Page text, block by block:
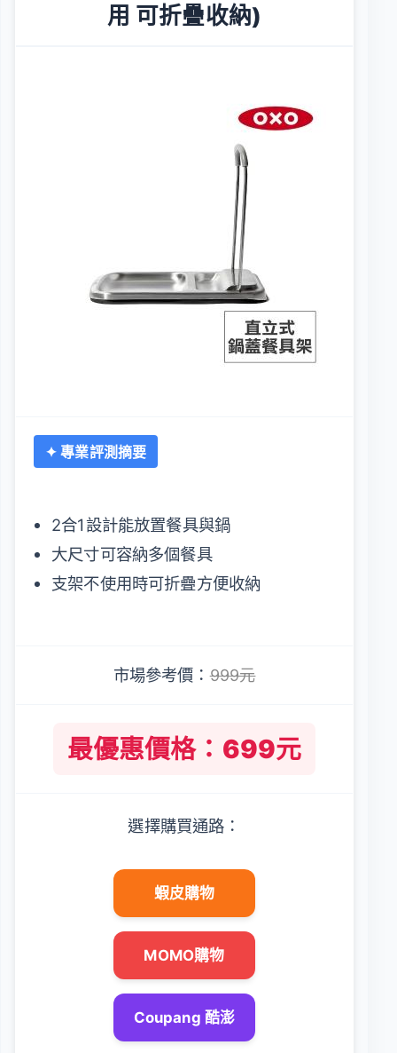
用 可折疊收納)
✦ 專業評測摘要
2合1設計能放置餐具與鍋
大尺寸可容納多個餐具
支架不使用時可折疊方便收納
市場參考價：999元
最優惠價格：699元
選擇購買通路：
蝦皮購物
MOMO購物
Coupang 酷澎